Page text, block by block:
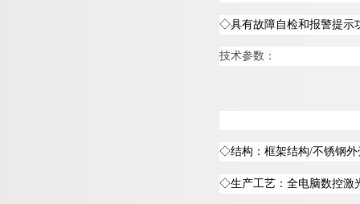
◇具有故障自检和报警提示
技术参数：
◇结构：框架结构/不锈钢外
◇生产工艺：全电脑数控激